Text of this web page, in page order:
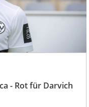
- Rot für Darvich